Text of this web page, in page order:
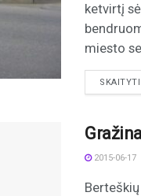
ketvirtį
miesto
2015-06-17